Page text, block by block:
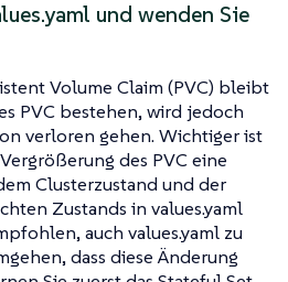
und wenden Sie
Volume Claim (PVC) bleibt
PVC bestehen, wird jedoch
verloren gehen. Wichtiger ist
des PVC eine
Clusterzustand und der
Zustands in values.yaml
auch values.yaml zu
dass diese Änderung